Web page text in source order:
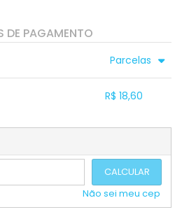
DE PAGAMENTO
Parcelas
R$ 18,60
....
CALCULAR
Não sei meu cep